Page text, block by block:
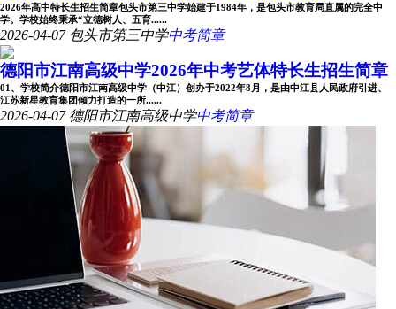
2026年高中特长生招生简章包头市第三中学始建于1984年，是包头市教育局直属的完全中
学。学校始终秉承“立德树人、五育......
2026-04-07 包头市第三中学中考简章
德阳市江南高级中学2026年中考艺体特长生招生简章
01、学校简介德阳市江南高级中学（中江）创办于2022年8月，是由中江县人民政府引进、
江苏新星教育集团倾力打造的一所......
2026-04-07 德阳市江南高级中学中考简章